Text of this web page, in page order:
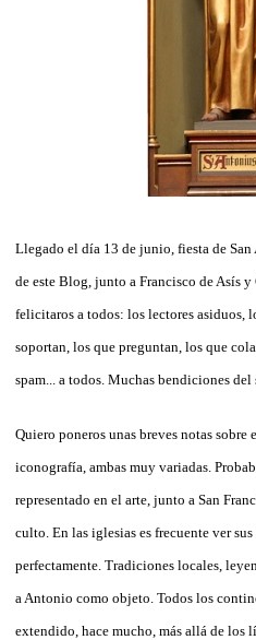
Llegado el día 13 de junio, fiesta de
de este Blog, junto a Francisco de Asís
felicitaros a todos: los lectores asiduos,
soportan, los que preguntan, los que
spam... a todos. Muchas bendiciones del
Quiero poneros unas breves notas
iconografía, ambas muy variadas.
representado en el arte, junto a San
culto. En las iglesias es frecuente ver
perfectamente. Tradiciones locales,
a Antonio como objeto. Todos los
extendido, hace mucho, más allá de los